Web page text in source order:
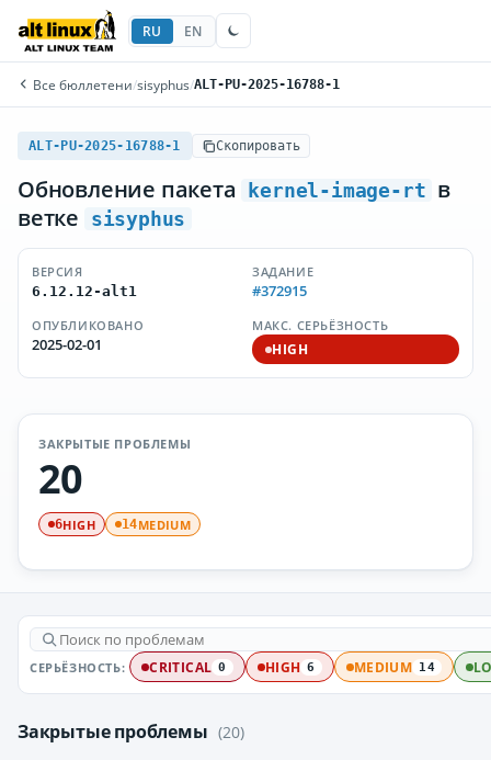
RU EN
Все бюллетени/sisyphus/ALT-PU-2025-16788-1
ALT-PU-2025-16788-1 Скопировать
Обновление пакета kernel-image-rt в
ветке
sisyphus
ВЕРСИЯ
6.12.12-alt1
ЗАДАНИЕ
#372915
ОПУБЛИКОВАНО
2025-02-01
МАКС. СЕРЬЁЗНОСТЬ
HIGH
ЗАКРЫТЫЕ ПРОБЛЕМЫ
20
6HIGH 14MEDIUM
СЕРЬЁЗНОСТЬ: CRITICAL 0 HIGH 6 MEDIUM 14
Закрытые проблемы (20)